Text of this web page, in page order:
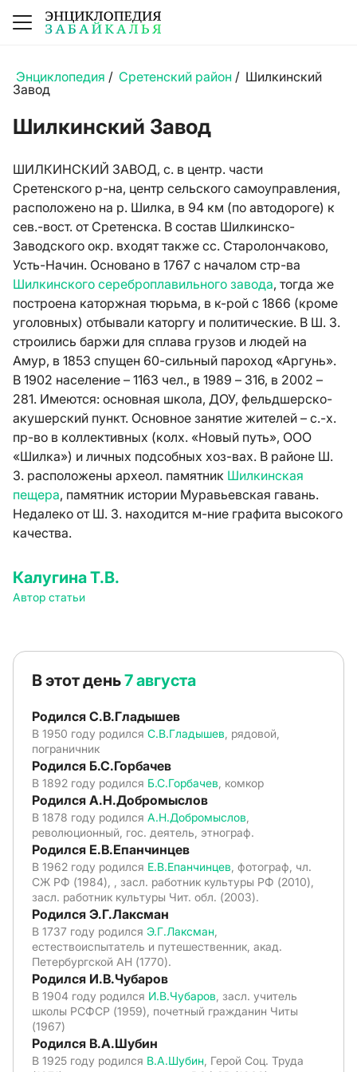
Энциклопедия / Сретенский район / Шилкинский
Завод
Шилкинский Завод
ШИЛКИНСКИЙ ЗАВОД, с. в центр. части
Сретенского р-на, центр сельского самоуправления,
расположено на р. Шилка, в 94 км (по автодороге) к
сев.-вост. от Сретенска. В состав Шилкинско-
Заводского окр. входят также сс. Старолончаково,
Усть-Начин. Основано в 1767 с началом стр-ва
Шилкинского сереброплавильного завода, тогда же
построена каторжная тюрьма, в к-рой с 1866 (кроме
уголовных) отбывали каторгу и политические. В Ш. З.
строились баржи для сплава грузов и людей на
Амур, в 1853 спущен 60-сильный пароход «Аргунь».
В 1902 население – 1163 чел., в 1989 – 316, в 2002 –
281. Имеются: основная школа, ДОУ, фельдшерско-
акушерский пункт. Основное занятие жителей – с.-х.
пр-во в коллективных (колх. «Новый путь», ООО
«Шилка») и личных подсобных хоз-вах. В районе Ш.
З. расположены археол. памятник Шилкинская
пещера, памятник истории Муравьевская гавань.
Недалеко от Ш. З. находится м-ние графита высокого
качества.
Калугина Т.В.
Автор статьи
В этот день7 августа
Родился С.В.Гладышев
В 1950 году родился С.В.Гладышев , рядовой,
пограничник
Родился Б.С.Горбачев
В 1892 году родился Б.С.Горбачев , комкор
Родился А.Н.Добромыслов
В 1878 году родился А.Н.Добромыслов
революционный, гос. деятель, этнограф.
Родился Е.В.Епанчинцев
В 1962 году родился Е.В.Епанчинцев , фотограф, чл.
СЖ РФ (1984), , засл. работник культуры РФ (2010),
засл. работник культуры Чит. обл. (2003).
Родился Э.Г.Лаксман
В 1737 году родился Э.Г.Лаксман
естествоиспытатель и путешественник, акад.
Петербургской АН (1770).
Родился И.В.Чубаров
В 1904 году родился И.В.Чубаров , засл. учитель
школы РСФСР (1959), почетный гражданин Читы
(1967)
Родился В.А.Шубин
В 1925 году родился В.А.Шубин , Герой Соц. Труда